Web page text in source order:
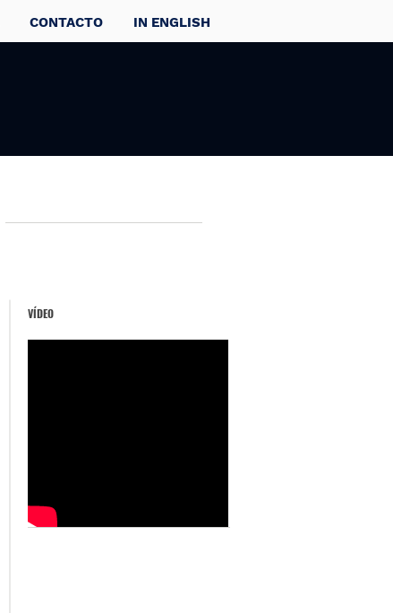
CONTACTO IN ENGLISH
VÍDEO